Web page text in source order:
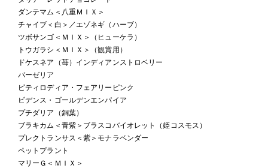
ダンテマム＜八重ＭＩＸ＞
チャイブ＜白＞／エゾネギ（ハーブ）
ツボサンゴ＜ＭＩＸ＞（ヒューケラ）
トウガラシ＜ＭＩＸ＞（観賞用）
ドケスネア（苺）インディアンストロベリー
バーゼリア
ピティロディア・フェアリーピンク
ビデンス・ゴールデンエンパイア
プチダリア（銅葉）
ブラキカム＜青紫＞ブラスコバイオレット（姫コスモス）
プレクトランサス＜紫＞モナラベンダー
ペットプラント
マリーＧ＜ＭＩＸ＞